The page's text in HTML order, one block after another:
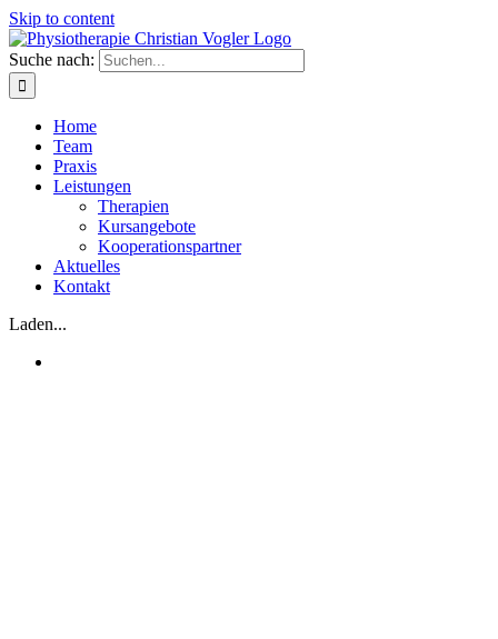
Skip to content
Suche nach:
Home
Team
Praxis
Leistungen
Therapien
Kursangebote
Kooperationspartner
Aktuelles
Kontakt
Laden...